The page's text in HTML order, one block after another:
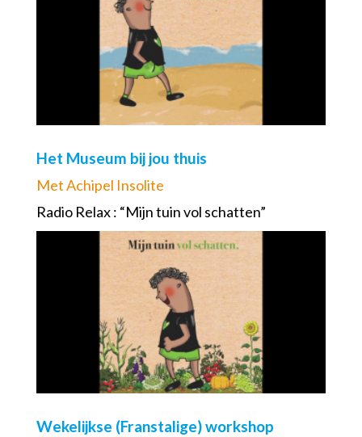
Het Museum bij jou thuis
Met Achipel Insolite
Radio Relax : “Mijn tuin vol schatten”
Wekelijkse (Franstalige) workshop